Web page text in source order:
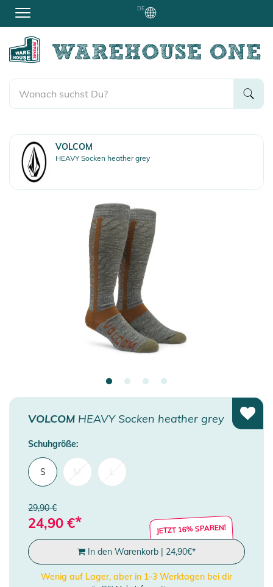
DE
VOLCOM
HEAVY Socken heather grey
VOLCOM HEAVY Socken heather grey
Schuhgröße:
S
29,90 €
24,90 €* JETZT 16% SPAREN!
In den Warenkorb | 24,90€*
Wenig auf Lager, aber in 1-3 Werktagen bei dir